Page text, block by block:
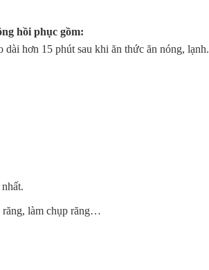
hồi phục gồm:
hơn 15 phút sau khi ăn thức ăn nóng, lạnh.
răng, làm chụp răng…